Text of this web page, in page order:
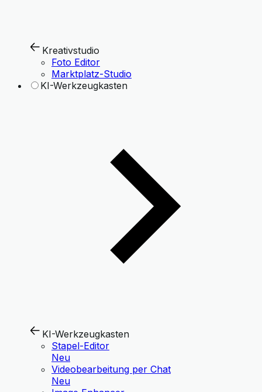
Kreativstudio
Foto Editor
Marktplatz-Studio
KI-Werkzeugkasten
KI-Werkzeugkasten
Stapel-Editor
Neu
Videobearbeitung per Chat
Neu